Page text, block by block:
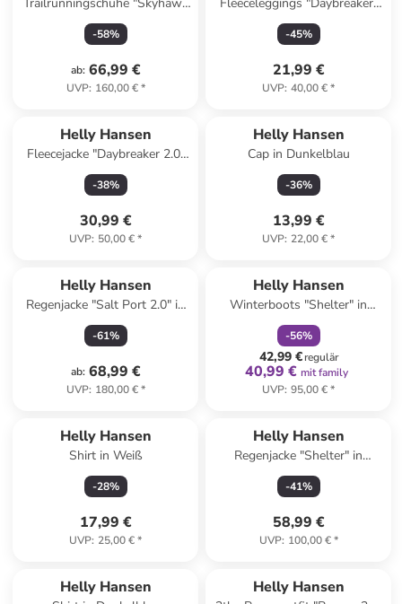
TR" in Grau
-58%
ab: 66,99 €
UVP: 160,00 €*
in Schwarz
-45%
21,99 €
UVP: 40,00 €*
Helly Hansen
Fleecejacke "Daybreaker 2.0"
in Petrol in Türkis
-38%
30,99 €
UVP: 50,00 €*
Helly Hansen
Cap in Dunkelblau
-36%
13,99 €
UVP: 22,00 €*
Helly Hansen
Regenjacke "Salt Port 2.0" in
Creme
-61%
ab: 68,99 €
UVP: 180,00 €*
Helly Hansen
Winterboots "Shelter" in
Dunkelblau
-56%
42,99 €regulär
40,99 € mit family
UVP: 95,00 €*
Helly Hansen
Shirt in Weiß
-28%
17,99 €
UVP: 25,00 €*
Helly Hansen
Regenjacke "Shelter" in
Dunkelblau
-41%
58,99 €
UVP: 100,00 €*
Helly Hansen Helly Hansen